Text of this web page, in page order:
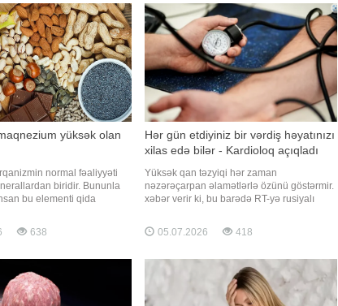
edə bilər. Qaynarinf
yüksək olan
normal fəaliyyəti
biridir. Bununla
bu elementi qida
ilk növbədə
alınmasını tövsiyə
638
Hər gün etdiyiniz bir vərdiş həyatınızı
xilas edə bilər - Kardioloq açıqladı
Yüksək qan təzyiqi hər zaman
nəzərəçarpan əlamətlərlə özünü göstərmir.
xəbər verir ki, bu barədə RT-yə rusiyalı
Həkimin sözlərinə görə, stres və ya ağrı
fonunda qan təzyiqinin kəskin yüksəlməsi
və göz önündə qaraltıların uçuşmas
05.07.2026 418